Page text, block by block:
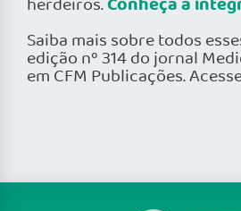
herdeiros.
Saiba mais sobre todos
edição nº 314 do jornal
em CFM Publicações.